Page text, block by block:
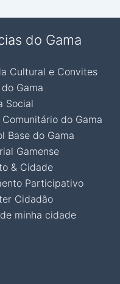
do Gama
Cultural e Convites
Gama
Social
Comunitário do Gama
Base do Gama
Gamense
& Cidade
Participativo
Cidadão
minha cidade